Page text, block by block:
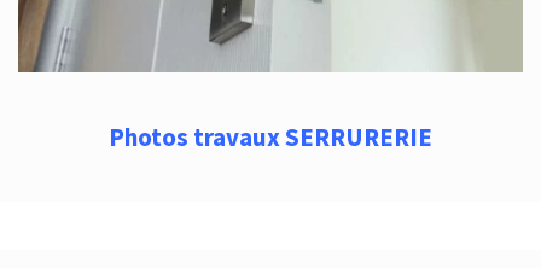
Photos travaux SERRURERIE